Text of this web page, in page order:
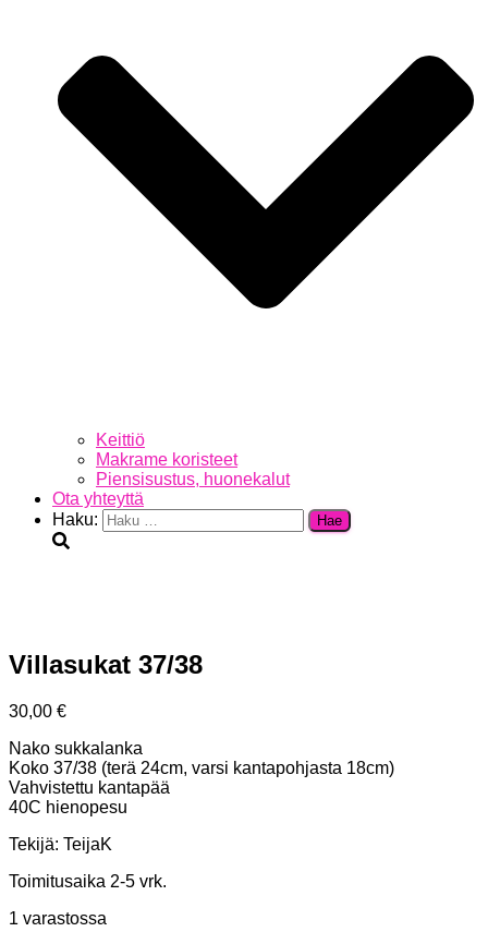
Keittiö
Makrame koristeet
Piensisustus, huonekalut
Ota yhteyttä
Haku:
Villasukat 37/38
30,00 €
Nako sukkalanka
Koko 37/38 (terä 24cm, varsi kantapohjasta 18cm)
Vahvistettu kantapää
40C hienopesu
Tekijä: TeijaK
Toimitusaika 2-5 vrk.
1 varastossa